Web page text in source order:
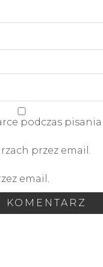
podczas
przez email.
email.